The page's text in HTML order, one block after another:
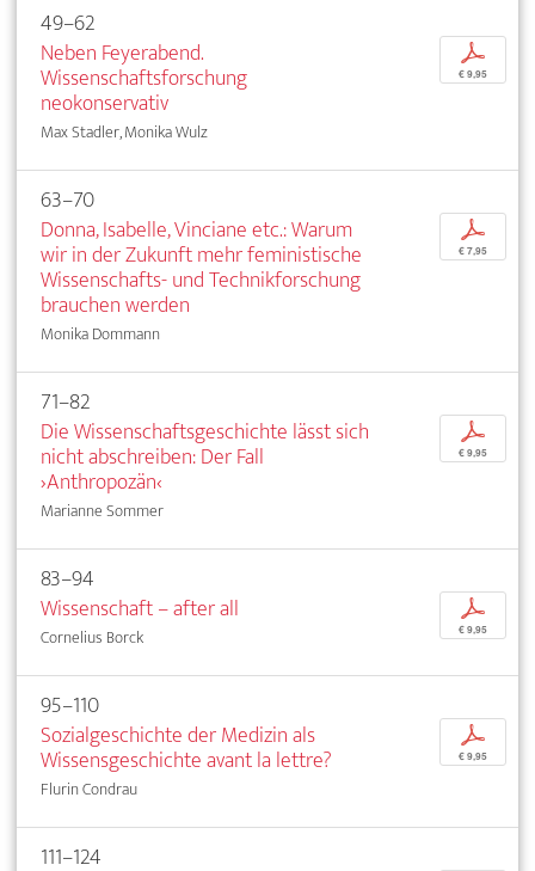
49–62
Neben Feyerabend.
Wissenschaftsforschung
neokonservativ
Max Stadler, Monika Wulz
p
€ 9,95
63–70
Donna, Isabelle, Vinciane etc.: Warum
wir in der Zukunft mehr feministische
Wissenschafts- und Technikforschung
brauchen werden
Monika Dommann
p
€ 7,95
71–82
Die Wissenschaftsgeschichte lässt sich
nicht abschreiben: Der Fall
›Anthropozän‹
Marianne Sommer
p
€ 9,95
83–94
Wissenschaft – after all
Cornelius Borck
p
€ 9,95
95–110
Sozialgeschichte der Medizin als
Wissensgeschichte avant la lettre?
Flurin Condrau
p
€ 9,95
111–124